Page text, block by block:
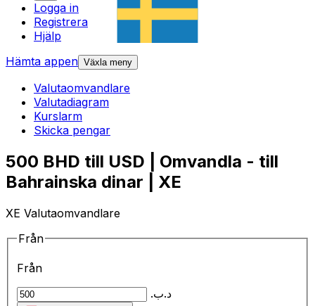
Logga in
Registrera
Hjälp
Hämta appen Växla meny
Valutaomvandlare
Valutadiagram
Kurslarm
Skicka pengar
500 BHD till USD | Omvandla - till
Bahrainska dinar | XE
XE Valutaomvandlare
Från
Från
.د.ب